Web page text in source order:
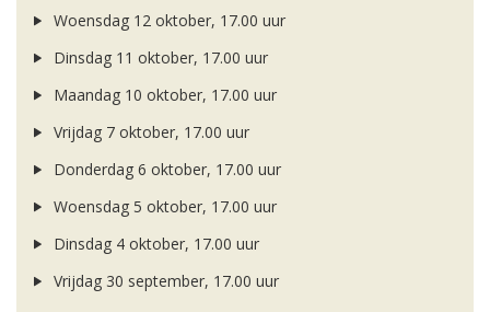
Woensdag 12 oktober, 17.00 uur
Dinsdag 11 oktober, 17.00 uur
Maandag 10 oktober, 17.00 uur
Vrijdag 7 oktober, 17.00 uur
Donderdag 6 oktober, 17.00 uur
Woensdag 5 oktober, 17.00 uur
Dinsdag 4 oktober, 17.00 uur
Vrijdag 30 september, 17.00 uur